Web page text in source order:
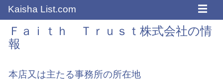
Kaisha List.com ☰
Ｆａｉｔｈ Ｔｒｕｓｔ株式会社の情
報
本店又は主たる事務所の所在地